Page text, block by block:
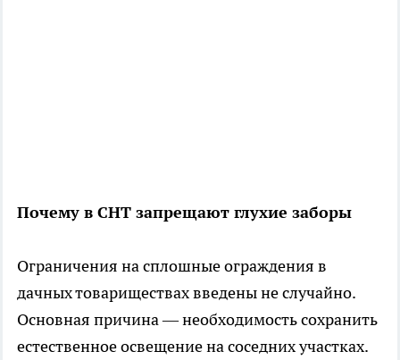
Почему в СНТ запрещают глухие заборы
Ограничения на сплошные ограждения в
дачных товариществах введены не случайно.
Основная причина — необходимость сохранить
естественное освещение на соседних участках.